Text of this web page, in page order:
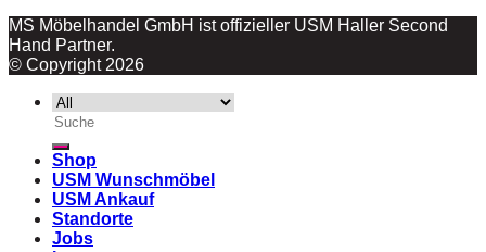
MS Möbelhandel GmbH ist offizieller USM Haller Second
Hand Partner.
© Copyright 2026
Suche
nach:
Shop
USM Wunschmöbel
USM Ankauf
Standorte
Jobs